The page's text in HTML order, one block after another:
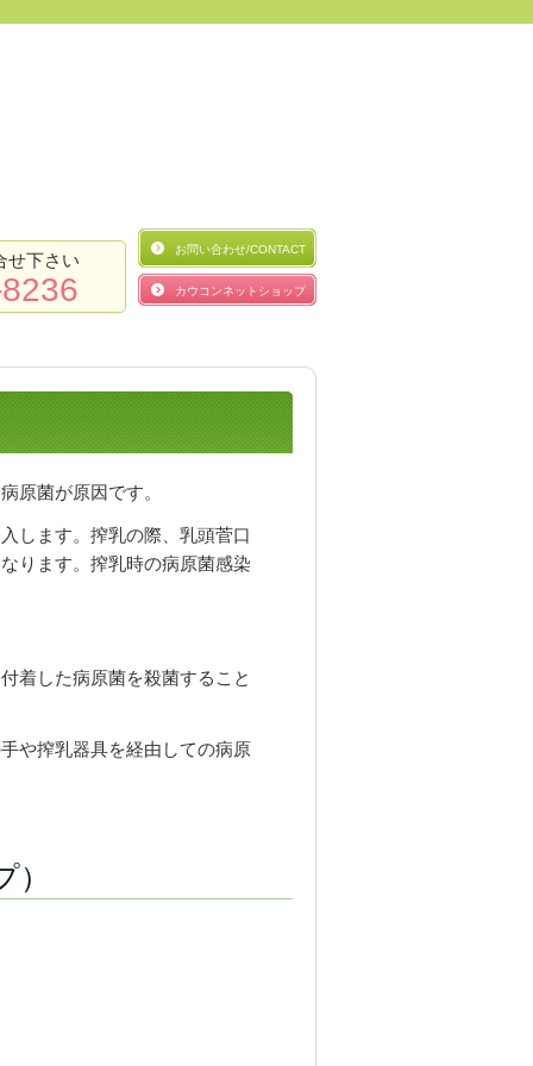
せ下さい
お問い合わせ/CONTACT
カウコンネットショップ
原菌が原因です。
します。搾乳の際、乳頭菅口
ります。搾乳時の病原菌感染
着した病原菌を殺菌すること
や搾乳器具を経由しての病原